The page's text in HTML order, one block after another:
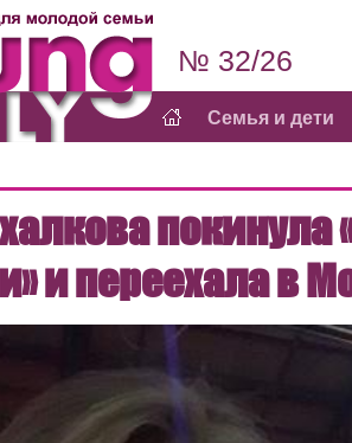
покинула
и переехала в
№ 32/26
Семья и дети